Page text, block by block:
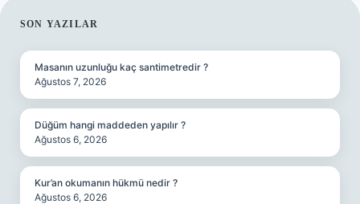
SIDEBAR
SON YAZILAR
Masanın uzunluğu kaç santimetredir ?
Ağustos 7, 2026
Düğüm hangi maddeden yapılır ?
Ağustos 6, 2026
Kur’an okumanın hükmü nedir ?
Ağustos 6, 2026